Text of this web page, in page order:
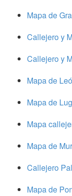
Mapa de
Callejero y
Callejero y
Mapa de
Mapa de
Mapa
Mapa de
Callejero
Mapa de